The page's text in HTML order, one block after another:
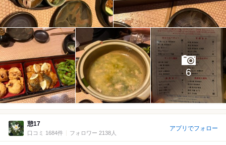
6
憩17
口コミ 1684件 フォロワー 2138人
アプリでフォロー